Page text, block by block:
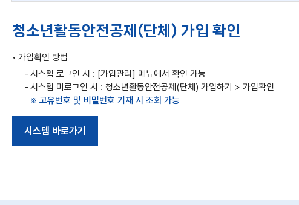
청소년활동안전공제(단체) 가입 확인
가입확인 방법
시스템 로그인 시 : [가입관리] 메뉴에서 확인 가능
시스템 미로그인 시 : 청소년활동안전공제(단체) 가입하기 > 가입확인
고유번호 및 비밀번호 기재 시 조회 가능
시스템 바로가기